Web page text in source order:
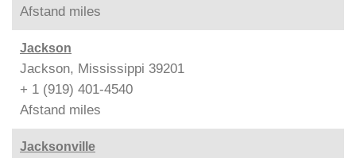
Afstand miles
Jackson
Jackson, Mississippi 39201
+ 1 (919) 401-4540
Afstand miles
Jacksonville